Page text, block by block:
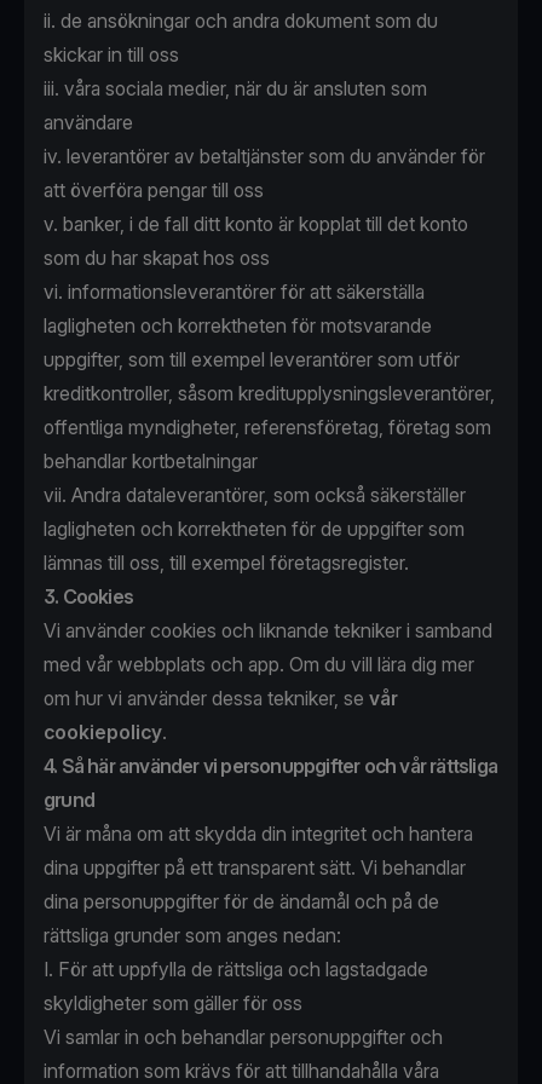
ii. de ansökningar och andra dokument som du
skickar in till oss
iii. våra sociala medier, när du är ansluten som
användare
iv. leverantörer av betaltjänster som du använder för
att överföra pengar till oss
v. banker, i de fall ditt konto är kopplat till det konto
som du har skapat hos oss
vi. informationsleverantörer för att säkerställa
lagligheten och korrektheten för motsvarande
uppgifter, som till exempel leverantörer som utför
kreditkontroller, såsom kreditupplysningsleverantörer,
offentliga myndigheter, referensföretag, företag som
behandlar kortbetalningar
vii. Andra dataleverantörer, som också säkerställer
lagligheten och korrektheten för de uppgifter som
lämnas till oss, till exempel företagsregister.
3. Cookies
Vi använder cookies och liknande tekniker i samband
med vår webbplats och app. Om du vill lära dig mer
om hur vi använder dessa tekniker, se vår
cookiepolicy.
4. Så här använder vi personuppgifter och vår rättsliga
grund
Vi är måna om att skydda din integritet och hantera
dina uppgifter på ett transparent sätt. Vi behandlar
dina personuppgifter för de ändamål och på de
rättsliga grunder som anges nedan:
I. För att uppfylla de rättsliga och lagstadgade
skyldigheter som gäller för oss
Vi samlar in och behandlar personuppgifter och
information som krävs för att tillhandahålla våra